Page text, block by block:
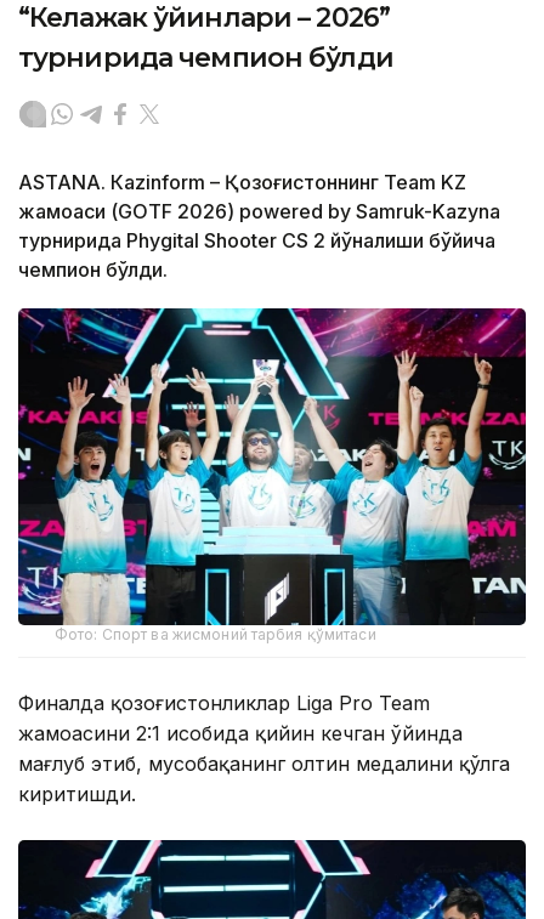
“Келажак ўйинлари – 2026”
турнирида чемпион бўлди
ASTANА. Кazinform – Қозоғистоннинг Team KZ
жамоаси (GOTF 2026) powered by Samruk-Kazyna
турнирида Phygital Shooter CS 2 йўналиши бўйича
чемпион бўлди.
Фото: Спорт ва жисмоний тарбия қўмитаси
Финалда қозоғистонликлар Liga Pro Team
жамоасини 2:1 ҳисобида қийин кечган ўйинда
мағлуб этиб, мусобақанинг олтин медалини қўлга
киритишди.